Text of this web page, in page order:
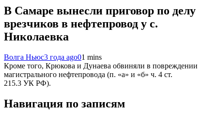
В Самаре вынесли приговор по делу
врезчиков в нефтепровод у с.
Николаевка
Волга Ньюс3 года ago01 mins
Кроме того, Крюкова и Дунаева обвиняли в повреждении
магистрального нефтепровода (п. «а» и «б» ч. 4 ст.
215.3 УК РФ).
Навигация по записям